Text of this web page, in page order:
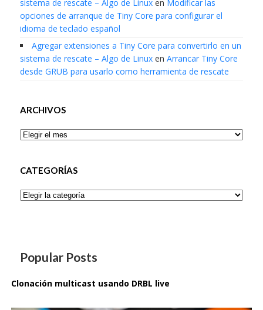
sistema de rescate – Algo de Linuxen Modificar las
opciones de arranque de Tiny Core para configurar el
idioma de teclado español
Agregar extensiones a Tiny Core para convertirlo en un
sistema de rescate – Algo de Linuxen Arrancar Tiny Core
desde GRUB para usarlo como herramienta de rescate
ARCHIVOS
Archivos
CATEGORÍAS
Categorías
Popular Posts
Clonación multicast usando DRBL live